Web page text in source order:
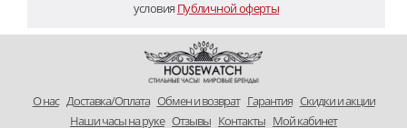
условия Публичной оферты
O нас Доставка/Оплата Обмен и возврат Гарантия Скидки и акции
Наши часы на руке Отзывы Контакты Мой кабинет